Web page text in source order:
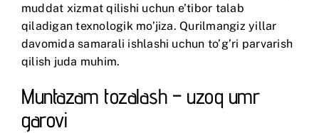
muddat xizmat qilishi uchun e’tibor talab
qiladigan texnologik mo’jiza. Qurilmangiz yillar
davomida samarali ishlashi uchun to’g’ri parvarish
qilish juda muhim.
Muntazam tozalash – uzoq umr
garovi